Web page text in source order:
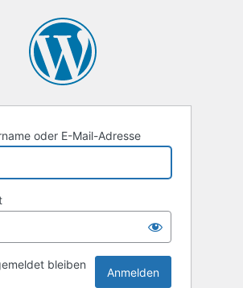
oder E-Mail-Adresse
bleiben